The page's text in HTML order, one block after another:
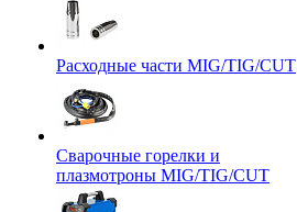
Расходные части MIG/TIG/CUT
Сварочные горелки и
плазмотроны MIG/TIG/CUT